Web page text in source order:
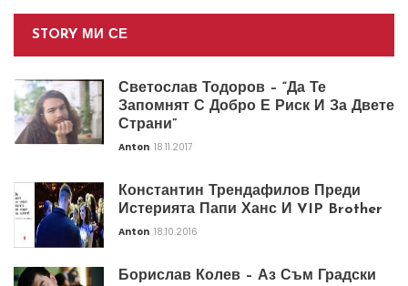
STORY МИ СЕ
Светослав Тодоров – “Да Те
Запомнят С Добро Е Риск И За Двете
Страни”
Anton 18.11.2017
Константин Трендафилов Преди
Истерията Папи Ханс И VIP Brother
Anton 18.10.2016
Борислав Колев – Аз Съм Градски